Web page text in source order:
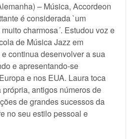
– Música, Accordeon
é considerada `um
charmosa´. Estudou voz e
de Música Jazz em
continua desenvolver a sua
e apresentando-se
e nos EUA. Laura toca
antigos números de
de grandes sucessos da
no seu estilo pessoal e